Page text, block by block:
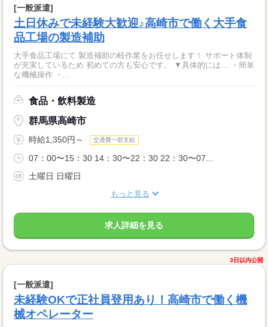
[一般派遣]
土日休みで未経験大歓迎♪高崎市で働く大手食
品工場の製造補助
大手食品工場にて 製造補助の軽作業をお任せします！ サポート体制
が充実しているため 初めての方も安心です。 ▼具体的には… ・簡単
な機械操作 ・...
食品・飲料製造
群馬県高崎市
時給1,350円～ 交通費一部支給
07：00〜15：30 14：30〜22：30 22：30〜07...
土曜日 日曜日
もっと見る
求人詳細を見る
3日以内公開
[一般派遣]
未経験OKで正社員登用あり！高崎市で働く機
械オペレーター